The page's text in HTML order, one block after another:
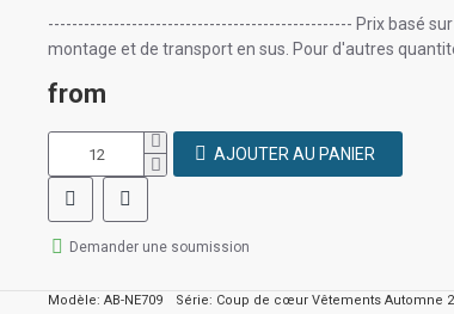
--------------------------------------------------- Prix basé
montage et de transport en sus. Pour d'autres
from
AJOUTER AU PANIER
Demander une soumission
Modèle: AB-NE709 Série: Coup de cœur Vêtements Automne